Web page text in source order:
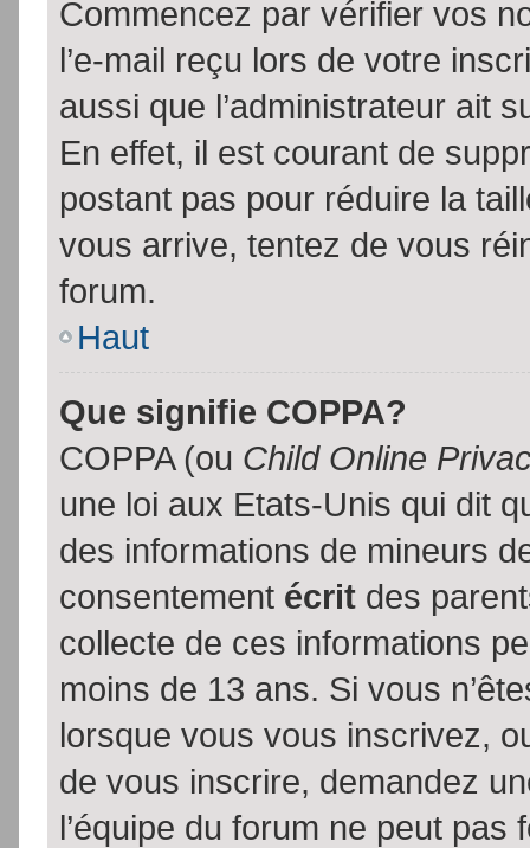
Commencez par vérifier vos
l’e-mail reçu lors de votre
aussi que l’administrateur ait
En effet, il est courant de
postant pas pour réduire la
vous arrive, tentez de vous
forum.
Haut
Que signifie COPPA?
COPPA (ou Child Online
une loi aux Etats-Unis qui dit
des informations de mineurs
consentement écrit des
collecte de ces informations
moins de 13 ans. Si vous
lorsque vous vous inscrivez,
de vous inscrire, demandez
l’équipe du forum ne peut